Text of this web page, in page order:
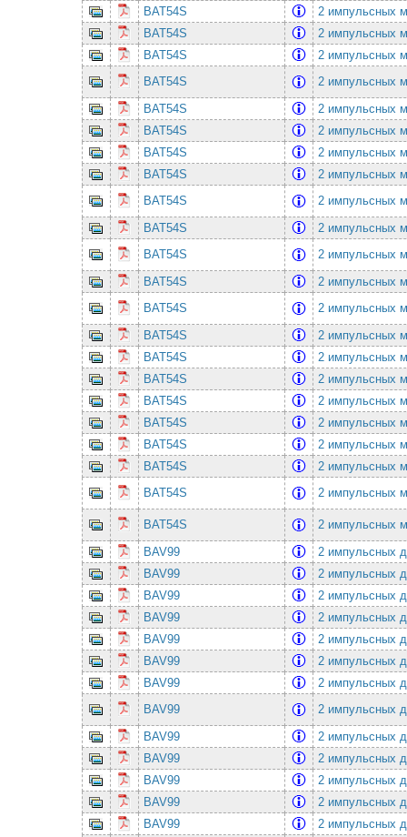
BAT54S
2 импульсных
BAT54S
2 импульсных
BAT54S
2 импульсных
BAT54S
2 импульсных
BAT54S
2 импульсных
BAT54S
2 импульсных
BAT54S
2 импульсных
BAT54S
2 импульсных
BAT54S
2 импульсных
BAT54S
2 импульсных
BAT54S
2 импульсных
BAT54S
2 импульсных
BAT54S
2 импульсных
BAT54S
2 импульсных
BAT54S
2 импульсных
BAT54S
2 импульсных
BAT54S
2 импульсных
BAT54S
2 импульсных
BAT54S
2 импульсных
BAT54S
2 импульсных
BAT54S
2 импульсных
BAT54S
2 импульсных
BAV99
2 импульсных
BAV99
2 импульсных
BAV99
2 импульсных
BAV99
2 импульсных
BAV99
2 импульсных
BAV99
2 импульсных
BAV99
2 импульсных
BAV99
2 импульсных
BAV99
2 импульсных
BAV99
2 импульсных
BAV99
2 импульсных
BAV99
2 импульсных
BAV99
2 импульсных